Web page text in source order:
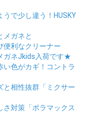
うで少し違う！HUSKY
メガネと
便利なクリーナー
ガネJkids入荷です★
い色がカギ！コントラ
と相性抜群「ミクサー
さ対策「ポラマックス